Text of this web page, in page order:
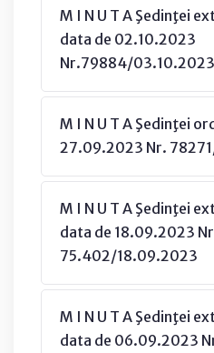
M I N U T A Şedinţei
data de 02.10.2023
Nr.79884/03.10.2023
M I N U T A Şedinţei
27.09.2023 Nr.
M I N U T A Şedinţei
data de 18.09.2023
75.402/18.09.2023
M I N U T A Şedinţei
data de 06.09.2023